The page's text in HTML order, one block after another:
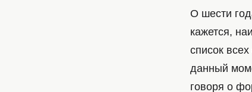
О шести
кажется,
список
данный
говоря о